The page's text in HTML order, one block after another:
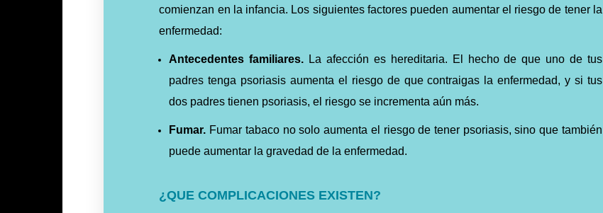
comienzan en la infancia. Los siguientes factores pueden aumentar el riesgo de tener la
enfermedad:
Antecedentes familiares. La afección es hereditaria. El hecho de que uno de tus
padres tenga psoriasis aumenta el riesgo de que contraigas la enfermedad, y si tus
dos padres tienen psoriasis, el riesgo se incrementa aún más.
Fumar. Fumar tabaco no solo aumenta el riesgo de tener psoriasis, sino que también
puede aumentar la gravedad de la enfermedad.
¿QUE COMPLICACIONES EXISTEN?